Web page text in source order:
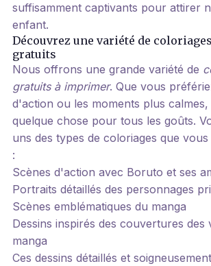
suffisamment captivants pour attirer
enfant.
Découvrez une variété de
gratuits
Nous offrons une grande variété de
gratuits à imprimer. Que vous
d'action ou les moments plus
quelque chose pour tous les goûts.
uns des types de coloriages que
:
Scènes d'action avec Boruto et ses
Portraits détaillés des personnages
Scènes emblématiques du manga
Dessins inspirés des couvertures des
manga
Ces dessins détaillés et